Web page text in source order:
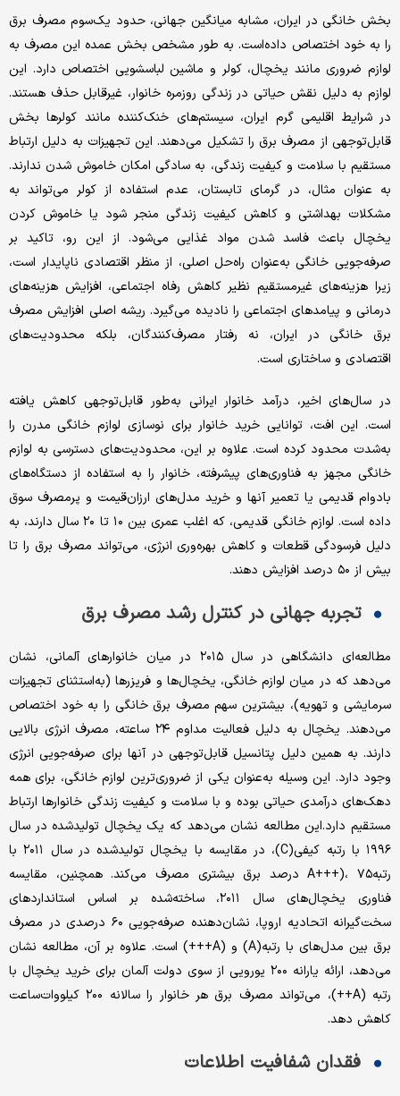
بخش خانگی در ایران، مشابه میانگین جهانی، حدود یک‌سوم مصرف برق
را به خود اختصاص داده‌است. به طور مشخص بخش عمده این مصرف به
لوازم ضروری مانند یخچال، کولر و ماشین لباسشویی اختصاص دارد. این
لوازم به دلیل نقش حیاتی در زندگی روزمره خانوار، غیرقابل حذف هستند.
در شرایط اقلیمی گرم ایران، سیستم‌های خنک‌کننده مانند کولرها بخش
قابل‌توجهی از مصرف برق را تشکیل می‌دهند. این تجهیزات به دلیل ارتباط
مستقیم با سلامت و کیفیت زندگی، به سادگی امکان خاموش شدن ندارند.
به عنوان مثال، در گرمای تابستان، عدم استفاده از کولر می‌تواند به
مشکلات بهداشتی و کاهش کیفیت زندگی منجر شود یا خاموش کردن
یخچال باعث فاسد شدن مواد غذایی می‌شود. از این رو، تاکید بر
صرفه‌جویی خانگی به‌عنوان راه‌حل اصلی، از منظر اقتصادی ناپایدار است،
زیرا هزینه‌های غیرمستقیم نظیر کاهش رفاه اجتماعی، افزایش هزینه‌های
درمانی و پیامدهای اجتماعی را نادیده می‌گیرد. ریشه اصلی افزایش مصرف
برق خانگی در ایران، نه رفتار مصرف‌کنندگان، بلکه محدودیت‌های
اقتصادی و ساختاری است.
در سال‌های اخیر، درآمد خانوار ایرانی به‌طور قابل‌توجهی کاهش یافته
است. این افت، توانایی خرید خانوار برای نوسازی لوازم خانگی مدرن را
به‌شدت محدود کرده است. علاوه بر این، محدودیت‌های دسترسی به لوازم
خانگی مجهز به فناوری‌های پیشرفته، خانوار را به استفاده از دستگاه‌های
بادوام قدیمی یا تعمیر آنها و خرید مدل‌های ارزان‌قیمت و پرمصرف سوق
داده است. لوازم خانگی قدیمی، که اغلب عمری بین ۱۰ تا ۲۰ سال دارند، به
دلیل فرسودگی قطعات و کاهش بهره‌وری انرژی، می‌تواند مصرف برق را تا
بیش از ۵۰ درصد افزایش دهند.
تجربه جهانی در کنترل رشد مصرف برق
مطالعه‌ای دانشگاهی در سال ۲۰۱۵ در میان خانوارهای آلمانی، نشان
می‌دهد که در میان لوازم خانگی، یخچال‌ها و فریزرها (به‌استثنای تجهیزات
سرمایشی و تهویه)، بیشترین سهم مصرف برق خانگی را به خود اختصاص
می‌دهند. یخچال به دلیل فعالیت مداوم ۲۴ ساعته، مصرف انرژی بالایی
دارند. به همین دلیل پتانسیل قابل‌توجهی در آنها برای صرفه‌جویی انرژی
وجود دارد. این وسیله به‌عنوان یکی از ضروری‌ترین لوازم خانگی، برای همه
دهک‌های درآمدی حیاتی بوده و با سلامت و کیفیت زندگی خانوارها ارتباط
مستقیم دارد.این مطالعه نشان می‌دهد که یک یخچال تولیدشده در سال
۱۹۹۶ با رتبه کیفی(C)، در مقایسه با یخچال تولیدشده در سال ۲۰۱۱ با
رتبهA+++)، ۷۵ درصد برق بیشتری مصرف می‌کند. همچنین، مقایسه
فناوری یخچال‌های سال ۲۰۱۱، ساخته‌شده بر اساس استانداردهای
سخت‌گیرانه اتحادیه اروپا، نشان‌دهنده صرفه‌جویی ۶۰ درصدی در مصرف
برق بین مدل‌های با رتبه(A) و (A+++) است. علاوه بر آن، مطالعه نشان
می‌دهد، ارائه یارانه ۲۰۰ یورویی از سوی دولت آلمان برای خرید یخچال با
رتبه (A++)، می‌تواند مصرف برق هر خانوار را سالانه ۲۰۰ کیلووات‌ساعت
کاهش دهد.
فقدان شفافیت اطلاعات